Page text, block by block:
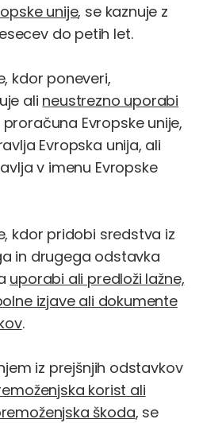
unije, se kaznuje z
do petih let.
kdor poneveri,
ali neustrezno uporabi
Evropske unije,
Evropska unija, ali
v imenu Evropske
kdor pridobi sredstva iz
in drugega odstavka
uporabi ali predloži lažne,
izjave ali dokumente
.
iz prejšnjih odstavkov
korist ali
škoda, se